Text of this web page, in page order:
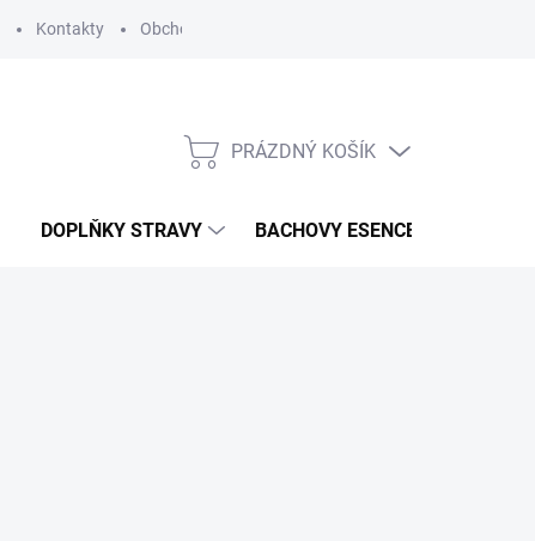
Kontakty Obchodní podmínky
NÁKUPNÍ
PRÁZDNÝ KOŠÍK
DOPLŇKY STRAVY BACHOVY ESENCE